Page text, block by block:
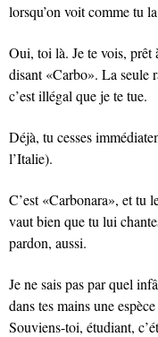
lorsqu’on voit comme tu
Oui, toi là. Je te vois, prêt
disant «Carbo». La seule
c’est illégal que je te tue.
Déjà, tu cesses
l’Italie).
C’est «Carbonara», et tu
vaut bien que tu lui
pardon, aussi.
Je ne sais pas par quel
dans tes mains une
Souviens-toi, étudiant,